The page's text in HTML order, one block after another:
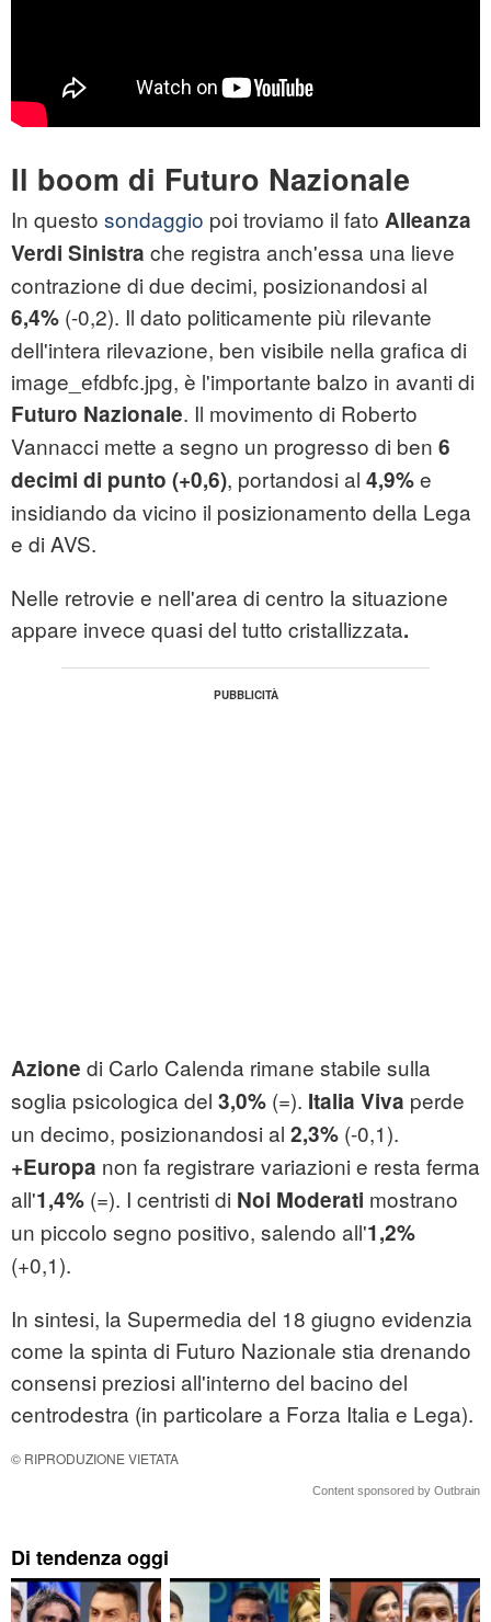
Il boom di Futuro Nazionale
In questo sondaggio poi troviamo il fato Alleanza
Verdi Sinistra che registra anch'essa una lieve
contrazione di due decimi, posizionandosi al
6,4% (-0,2). Il dato politicamente più rilevante
dell'intera rilevazione, ben visibile nella grafica di
image_efdbfc.jpg, è l'importante balzo in avanti di
Futuro Nazionale. Il movimento di Roberto
Vannacci mette a segno un progresso di ben 6
decimi di punto (+0,6), portandosi al 4,9%e
insidiando da vicino il posizionamento della Lega
e di AVS.
Nelle retrovie e nell'area di centro la situazione
appare invece quasi del tutto cristallizzata.
Azione di Carlo Calenda rimane stabile sulla
soglia psicologica del 3,0% (=). Italia Viva perde
un decimo, posizionandosi al 2,3% (-0,1).
+Europa non fa registrare variazioni e resta ferma
all'1,4% (=). I centristi di Noi Moderati mostrano
un piccolo segno positivo, salendo all'1,2%
(+0,1).
In sintesi, la Supermedia del 18 giugno evidenzia
come la spinta di Futuro Nazionale stia drenando
consensi preziosi all'interno del bacino del
centrodestra (in particolare a Forza Italia e Lega).
© RIPRODUZIONE VIETATA
Content sponsored by Outbrain
Di tendenza oggi